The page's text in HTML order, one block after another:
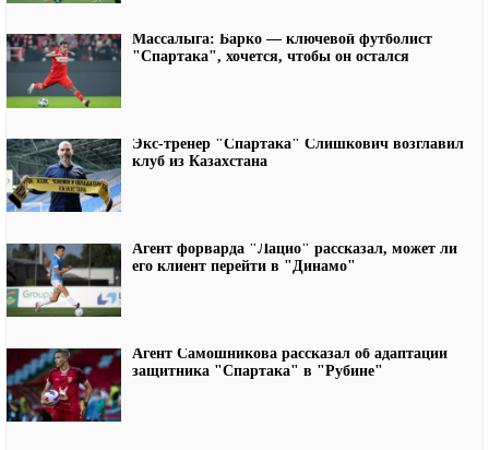
Массалыга: Барко — ключевой футболист
"Спартака", хочется, чтобы он остался
Экс-тренер "Спартака" Слишкович возглавил
клуб из Казахстана
Агент форварда "Лацио" рассказал, может ли
его клиент перейти в "Динамо"
Агент Самошникова рассказал об адаптации
защитника "Спартака" в "Рубине"